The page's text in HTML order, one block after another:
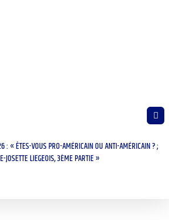
« ÊTES-VOUS PRO-AMÉRICAIN OU ANTI-AMÉRICAIN ? ;
LIEGEOIS, 3ÈME PARTIE »